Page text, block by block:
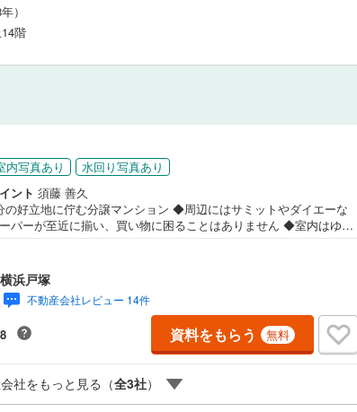
）
階
内写真あり
水回り写真あり
ント 須藤 善久
好立地に佇む分譲マンション ◆周辺にはサミットやダイエーな
パーが至近に揃い、買い物に困ることはありません ◆室内はゆと
実◆オートロックや防犯カメラ、宅配ボックスを完備し、24時間
能な利便性と安心感を両立 ＝＝＝＝＝＝＝＝＝＝＝＝＝＝＝＝＝
ハウス横浜戸塚】提携銀行 じぶん銀行利用可 *がん100％保証団信
付き＝＝＝＝＝＝＝＝＝＝＝＝＝＝＝＝＝＝＝＝○現地見学会（事
問い合わせください）毎日、ご見学・ご相談が可能です。9:00～21:
宅へお迎え、最寄駅でお待ち合わせ、弊社へのご来社等ご相談下
によるライフプランのシミュレーションライフプランにあった資金
駐車場がございます詳しくは営業スタッフよりお伝えさせて頂き
もお気軽にお申し付けくださいませ。
浜戸塚
不動産会社レビュー 14件
資料をもらう 無料
社をもっと見る（全3社）